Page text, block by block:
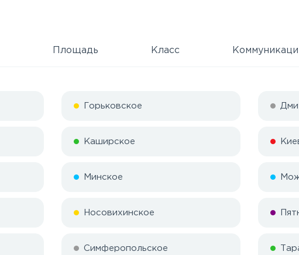
Площадь Класс
Горьковское
Каширское
Минское
Носовихинское
Симферопольское